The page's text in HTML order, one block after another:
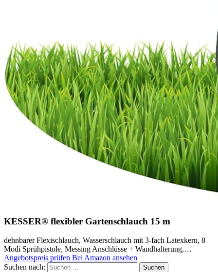
KESSER® flexibler Gartenschlauch 15 m
dehnbarer Flexischlauch, Wasserschlauch mit 3-fach Latexkern, 8
Modi Sprühpistole, Messing Anschlüsse + Wandhalterung,…
Angebotspreis prüfen Bei Amazon ansehen
Suchen nach: